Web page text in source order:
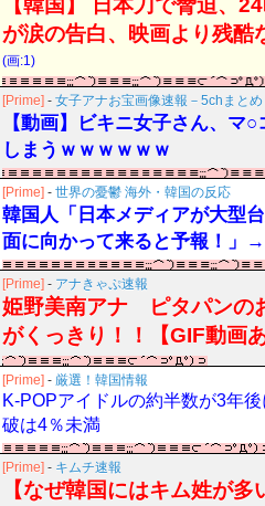
【韓国】 日本刀で脅迫、
が涙の告白、映画より残酷
(画:1)
[Prime] - 女子アナお宝画像速報－5chまとめ
【動画】ビキニ女子さん、マ
しまうｗｗｗｗｗｗ
[Prime] - 世界の憂鬱 海外・韓国の反応
韓国人「日本メディアが大型
面に向かって来ると予報！」
[Prime] - アナきゃぷ速報
姫野美南アナ ピタパンの
がくっきり！！【GIF動画あ
[Prime] - 厳選！韓国情報
K-POPアイドルの約半数が3年
破は4％未満
[Prime] - キムチ速報
【なぜ韓国にはキム姓が